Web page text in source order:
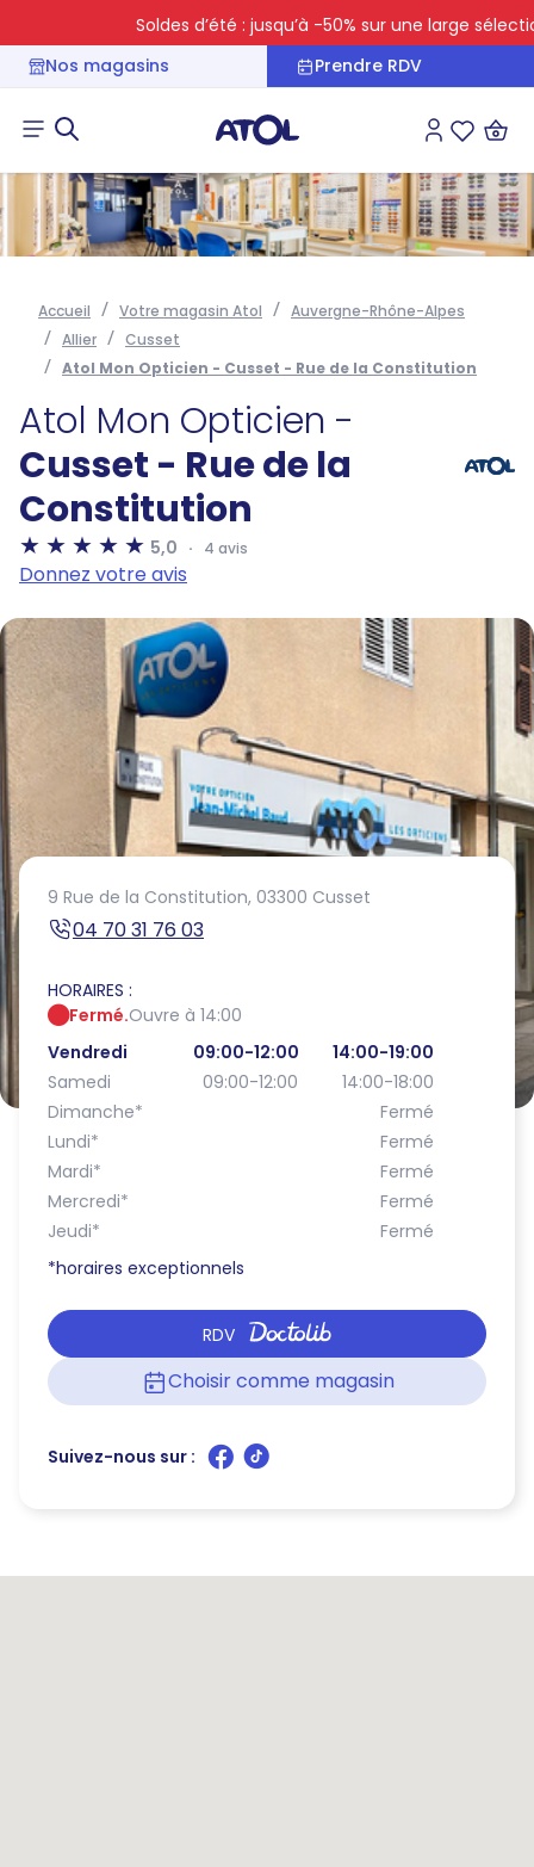
Soldes d’été : jusqu’à -50% sur une large sélection
Nos magasins
Prendre RDV
Connexion
Accueil Votre magasin Atol
Auvergne-Rhône-Alpes
Allier
Cusset
Atol Mon Opticien - Cusset - Rue de la Constitution
Atol Mon Opticien -
Cusset - Rue de la
Constitution
5,0 4 avis
Donnez votre avis
9 Rue de la Constitution, 03300 Cusset
04 70 31 76 03
HORAIRES :
Fermé.Ouvre à 14:00
Vendredi
09:00-12:00
14:00-19:00
Samedi
09:00-12:00
14:00-18:00
Dimanche*
Fermé
Lundi*
Fermé
Mardi*
Fermé
Mercredi*
Fermé
Jeudi*
Fermé
*horaires exceptionnels
RDV
Choisir comme magasin
Suivez-nous sur :